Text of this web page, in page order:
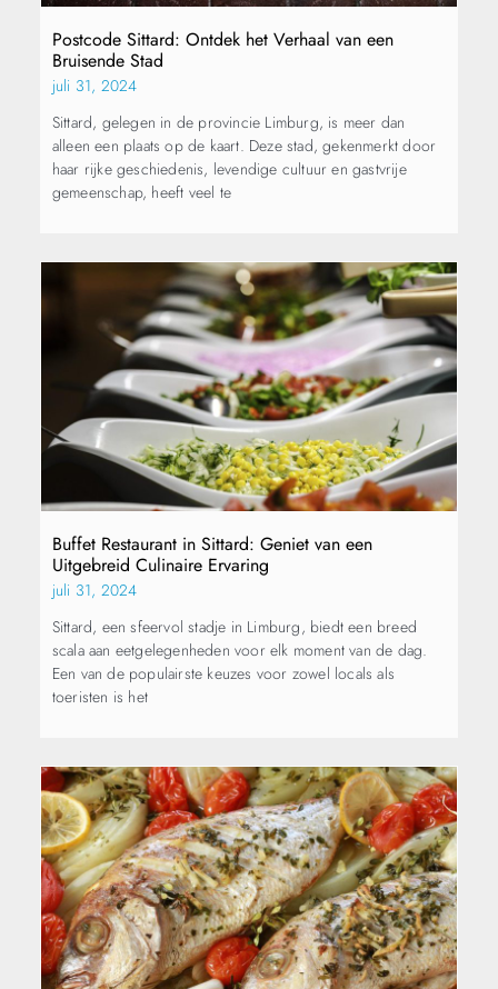
Postcode Sittard: Ontdek het Verhaal van een
Bruisende Stad
juli 31, 2024
Sittard, gelegen in de provincie Limburg, is meer dan
alleen een plaats op de kaart. Deze stad, gekenmerkt door
haar rijke geschiedenis, levendige cultuur en gastvrije
gemeenschap, heeft veel te
Buffet Restaurant in Sittard: Geniet van een
Uitgebreid Culinaire Ervaring
juli 31, 2024
Sittard, een sfeervol stadje in Limburg, biedt een breed
scala aan eetgelegenheden voor elk moment van de dag.
Een van de populairste keuzes voor zowel locals als
toeristen is het